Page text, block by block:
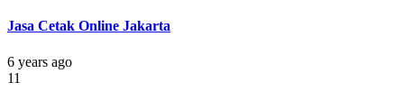
Jasa Cetak Online Jakarta
6 years ago
11